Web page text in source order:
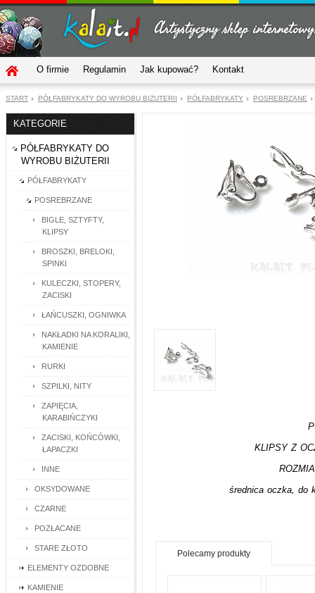
O firmie Regulamin Jak kupować? Kontakt
START PÓŁFABRYKATY DO WYROBU BIŻUTERII PÓŁFABRYKATY POSREBRZANE
KATEGORIE
PÓŁFABRYKATY DO
WYROBU BIŻUTERII
PÓŁFABRYKATY
POSREBRZANE
BIGLE, SZTYFTY,
KLIPSY
BROSZKI, BRELOKI,
SPINKI
KULECZKI, STOPERY,
ZACISKI
ŁAŃCUSZKI, OGNIWKA
NAKŁADKI NA KORALIKI,
KAMIENIE
RURKI
SZPILKI, NITY
ZAPIĘCIA,
KARABIŃCZYKI
ZACISKI, KOŃCÓWKI,
ŁAPACZKI
INNE
OKSYDOWANE
CZARNE
POZŁACANE
STARE ZŁOTO
ELEMENTY OZDOBNE
KAMIENIE
KLIPSY Z
średnica oczka, do
Polecamy produkty